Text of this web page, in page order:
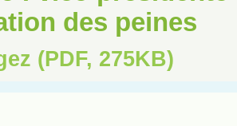
des peines
(PDF, 275KB)